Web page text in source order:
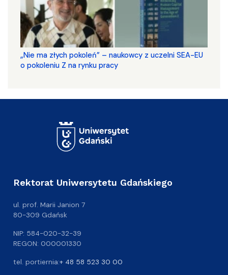
„Nie ma złych pokoleń” – naukowcy z uczelni SEA-EU
o pokoleniu Z na rynku pracy
Rektorat Uniwersytetu Gdańskiego
ul. prof. Marii Janion 7
80-309 Gdańsk
NIP: 584-020-32-39
REGON: 000001330
tel. portiernia:+ 48 58 523 30 00